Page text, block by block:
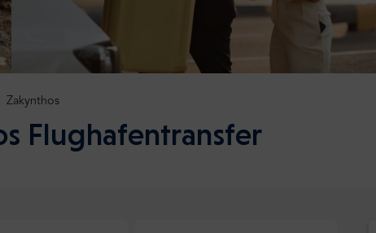
Zakynthos
Flughafentransfer